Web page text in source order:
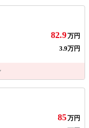
82.9万円
3.9万円
85万円